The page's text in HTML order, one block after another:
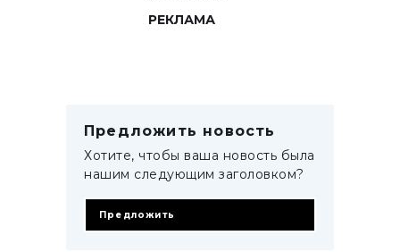
РЕКЛАМА
Предложить новость
Хотите, чтобы ваша новость была
нашим следующим заголовком?
Предложить